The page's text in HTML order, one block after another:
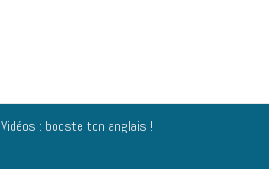
Vidéos : booste ton anglais !